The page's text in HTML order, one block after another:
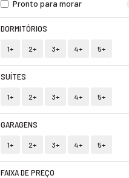
Pronto para morar
DORMITÓRIOS
1+ 2+ 3+ 4+ 5+
SUÍTES
1+ 2+ 3+ 4+ 5+
GARAGENS
1+ 2+ 3+ 4+ 5+
FAIXA DE PREÇO